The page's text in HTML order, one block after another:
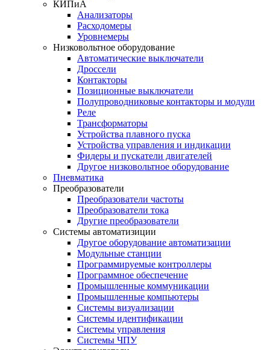
КИПиА
Анализаторы
Расходомеры
Уровнемеры
Низковольтное оборудование
Автоматические выключатели
Дроссели
Контакторы
Позиционные выключатели
Полупроводниковые контакторы и модули
Реле
Трансформаторы
Устройства плавного пуска
Устройства управления и индикации
Фидеры и пускатели двигателей
Другое низковольтное оборудование
Пневматика
Преобразователи
Преобразователи частоты
Преобразователи тока
Другие преобразователи
Системы автоматизиции
Другое оборудование автоматизации
Модульные станции
Программируемые контроллеры
Программное обеспечение
Промышленные коммуникации
Промышленные компьютеры
Системы визуализации
Системы идентификации
Системы управления
Системы ЧПУ